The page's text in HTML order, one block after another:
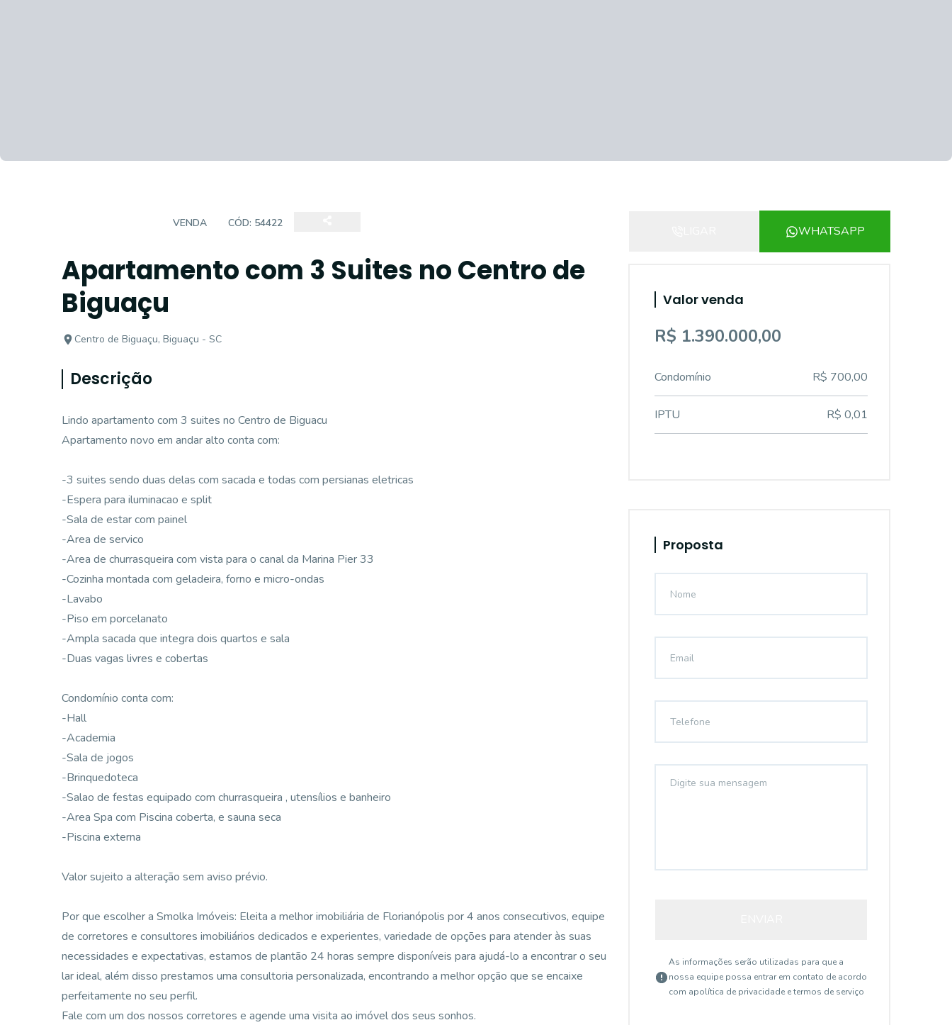
VENDA CÓD: 54422
Apartamento com 3 Suites no Centro de
Biguaçu
Centro de Biguaçu, Biguaçu - SC
Descrição
Lindo apartamento com 3 suites no Centro de Biguacu
Apartamento novo em andar alto conta com:
-3 suites sendo duas delas com sacada e todas com persianas eletricas
-Espera para iluminacao e split
-Sala de estar com painel
-Area de servico
-Area de churrasqueira com vista para o canal da Marina Pier 33
-Cozinha montada com geladeira, forno e micro-ondas
-Lavabo
-Piso em porcelanato
-Ampla sacada que integra dois quartos e sala
-Duas vagas livres e cobertas
Condomínio conta com:
-Hall
-Academia
-Sala de jogos
-Brinquedoteca
-Salao de festas equipado com churrasqueira , utensílios e banheiro
-Area Spa com Piscina coberta, e sauna seca
-Piscina externa
Valor sujeito a alteração sem aviso prévio.
Por que escolher a Smolka Imóveis: Eleita a melhor imobiliária de Florianópolis por 4 anos consecutivos, equipe
de corretores e consultores imobiliários dedicados e experientes, variedade de opções para atender às suas
necessidades e expectativas, estamos de plantão 24 horas sempre disponíveis para ajudá-lo a encontrar o seu
lar ideal, além disso prestamos uma consultoria personalizada, encontrando a melhor opção que se encaixe
perfeitamente no seu perfil.
Fale com um dos nossos corretores e agende uma visita ao imóvel dos seus sonhos.
WHATSAPP
Valor venda
R$ 1.390.000,00
Condomínio R$ 700,00
IPTU R$ 0,01
Proposta
As informações serão utilizadas para que a
nossa equipe possa entrar em contato de acordo
com apolítica de privacidade e termos de serviço